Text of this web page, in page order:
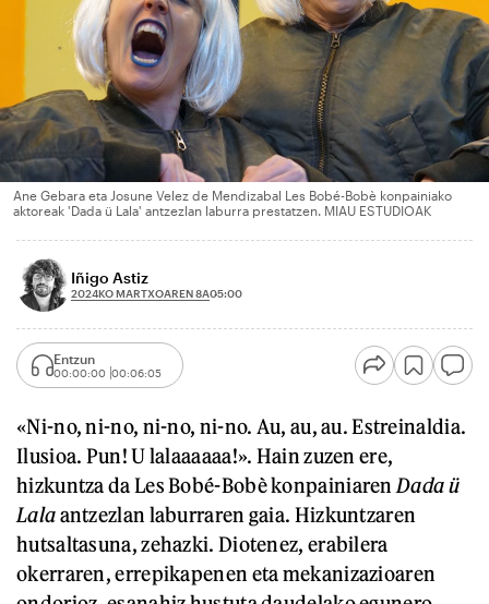
Ane Gebara eta Josune Velez de Mendizabal Les Bobé-Bobè konpainiako
aktoreak 'Dada ü Lala' antzezlan laburra prestatzen. MIAU ESTUDIOAK
Iñigo Astiz
2024KO MARTXOAREN 8A05:00
Entzun
00:00:00 00:06:05
«Ni-no, ni-no, ni-no, ni-no. Au, au, au. Estreinaldia.
Ilusioa. Pun! U lalaaaaaa!». Hain zuzen ere,
hizkuntza da Les Bobé-Bobè konpainiaren Dada ü
Lalaantzezlan laburraren gaia. Hizkuntzaren
hutsaltasuna, zehazki. Diotenez, erabilera
okerraren, errepikapenen eta mekanizazioaren